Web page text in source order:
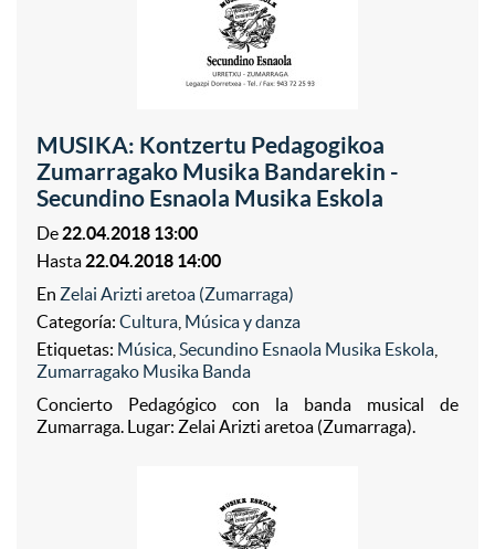
MUSIKA: Kontzertu Pedagogikoa
Zumarragako Musika Bandarekin -
Secundino Esnaola Musika Eskola
De 22.04.2018 13:00
Hasta 22.04.2018 14:00
En Zelai Arizti aretoa (Zumarraga)
Categoría: Cultura Música y danza
Etiquetas: Música Secundino Esnaola Musika Eskola
Zumarragako Musika Banda
Concierto Pedagógico con la banda musical de
Zumarraga. Lugar: Zelai Arizti aretoa (Zumarraga).